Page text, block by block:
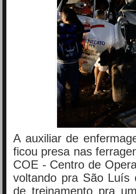
A auxiliar de
ficou presa nas
COE - Centro de
voltando pra São Luís
de treinamento pra